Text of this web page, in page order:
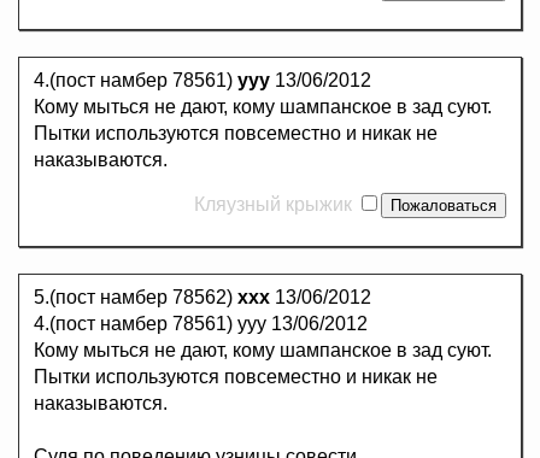
4.(пост намбер 78561) yyy 13/06/2012
Кому мыться не дают, кому шампанское в зад суют.
Пытки используются повсеместно и никак не
наказываются.
Кляузный крыжик
5.(пост намбер 78562) ххх 13/06/2012
4.(пост намбер 78561) yyy 13/06/2012
Кому мыться не дают, кому шампанское в зад суют.
Пытки используются повсеместно и никак не
наказываются.